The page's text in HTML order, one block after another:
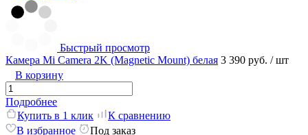
Быстрый просмотр
Камера Mi Camera 2K (Magnetic Mount) белая 3 390 руб. / шт
В корзину
Подробнее
Купить в 1 клик
К сравнению
В избранное
Под заказ